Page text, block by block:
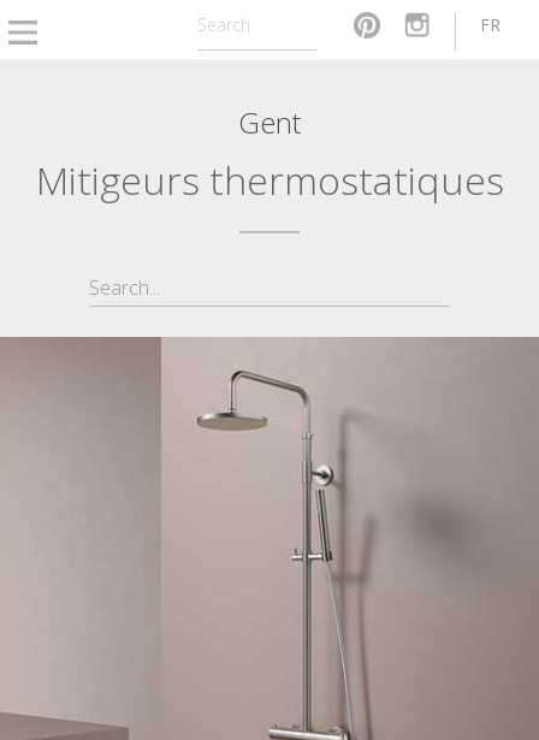
FR
Gent
Mitigeurs thermostatiques